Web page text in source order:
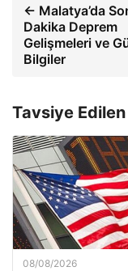
← Malatya’da
Dakika Deprem
Gelişmeleri ve
Bilgiler
Tavsiye
08/08/2026